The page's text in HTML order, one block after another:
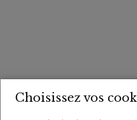
Choisissez vos